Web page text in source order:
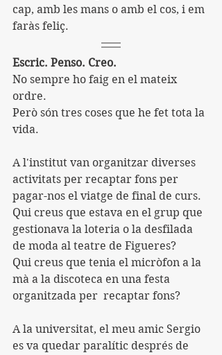
cap, amb les mans o amb el cos, i em
faràs feliç.
Escric. Penso. Creo.
No sempre ho faig en el mateix
ordre.
Però són tres coses que he fet tota la
vida.
A l'institut van organitzar diverses
activitats per recaptar fons per
pagar-nos el viatge de final de curs.
Qui creus que estava en el grup que
gestionava la loteria o la desfilada
de moda al teatre de Figueres?
Qui creus que tenia el micròfon a la
mà a la discoteca en una festa
organitzada per  recaptar fons?
A la universitat, el meu amic Sergio
es va quedar paralític després de